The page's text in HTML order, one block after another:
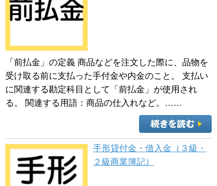
「前払金」の定義 商品などを注文した際に、品物を
受け取る前に支払った手付金や内金のこと。 支払い
に関連する勘定科目として「前払金」が使用され
る。 関連する用語：商品の仕入れなど。……
手形貸付金・借入金（３級・
２級商業簿記）